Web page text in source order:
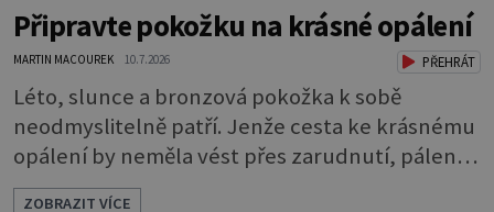
Připravte pokožku na krásné opálení
MARTIN MACOUREK 10.7.2026 PŘEHRÁT
Léto, slunce a bronzová pokožka k sobě
neodmyslitelně patří. Jenže cesta ke krásnému
opálení by neměla vést přes zarudnutí, pálení a
loupající se kůže. Spálená pokožka není
ZOBRAZIT VÍCE